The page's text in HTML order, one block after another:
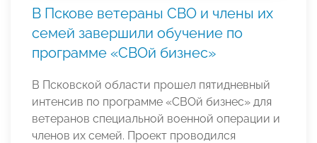
В Пскове ветераны СВО и члены их
семей завершили обучение по
программе «СВОй бизнес»
В Псковской области прошел пятидневный
интенсив по программе «СВОй бизнес» для
ветеранов специальной военной операции и
членов их семей. Проект проводился